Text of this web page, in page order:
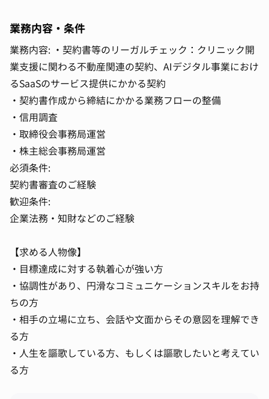
業務内容・条件
業務内容: ・契約書等のリーガルチェック：クリニック開
業支援に関わる不動産関連の契約、AIデジタル事業におけ
るSaaSのサービス提供にかかる契約
・契約書作成から締結にかかる業務フローの整備
・信用調査
・取締役会事務局運営
・株主総会事務局運営
必須条件:
契約書審査のご経験
歓迎条件:
企業法務・知財などのご経験
【求める人物像】
・目標達成に対する執着心が強い方
・協調性があり、円滑なコミュニケーションスキルをお持
ちの方
・相手の立場に立ち、会話や文面からその意図を理解でき
る方
・人生を謳歌している方、もしくは謳歌したいと考えてい
る方